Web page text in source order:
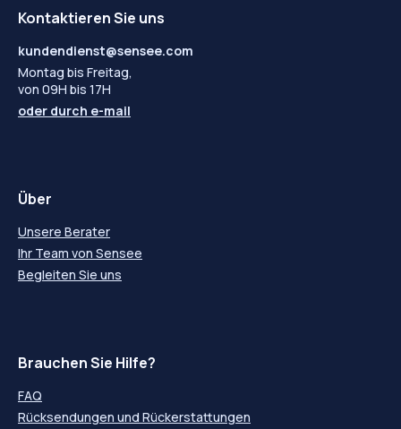
Kontaktieren Sie uns
kundendienst@sensee.com
Montag bis Freitag,
von 09H bis 17H
oder durch e-mail
Über
Unsere Berater
Ihr Team von Sensee
Begleiten Sie uns
Brauchen Sie Hilfe?
FAQ
Rücksendungen und Rückerstattungen